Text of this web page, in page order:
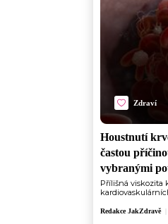
Zdraví
Houstnutí
častou
vybranými
Přílišná viskozita
Redakce JakZdravě